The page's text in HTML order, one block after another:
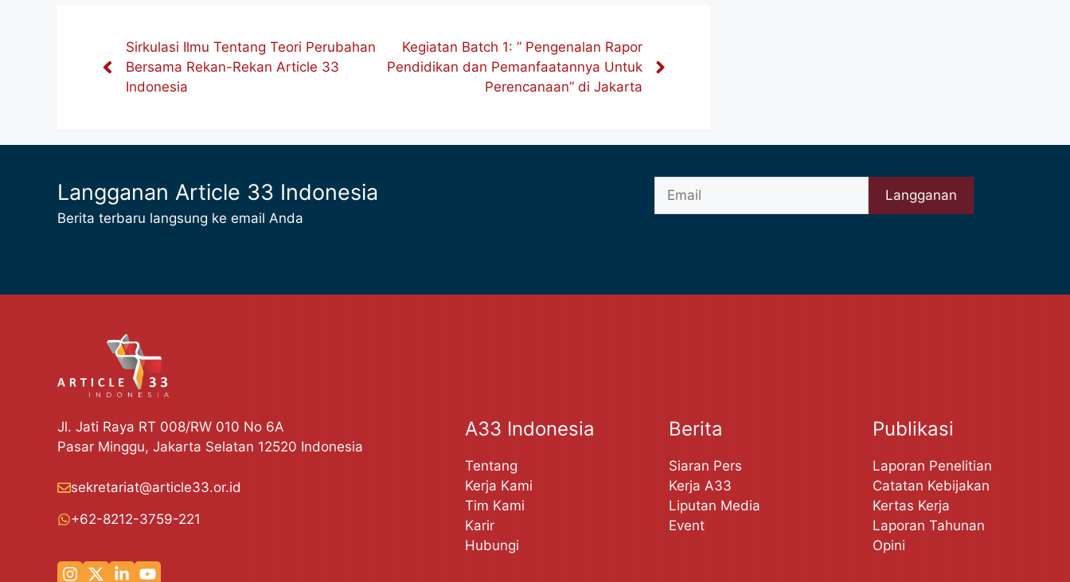
Sirkulasi Ilmu Tentang Teori Perubahan
Bersama Rekan-Rekan Article 33
Indonesia
Kegiatan Batch 1: ” Pengenalan Rapor
Pendidikan dan Pemanfaatannya Untuk
Perencanaan” di Jakarta
Langganan Article 33 Indonesia
Berita terbaru langsung ke email Anda
Jl. Jati Raya RT 008/RW 010 No 6A
Pasar Minggu, Jakarta Selatan 12520 Indonesia
sekretariat@article33.or.id
+62-8212-3759-221
A33 Indonesia
Tentang
Kerja Kami
Tim Kami
Karir
Hubungi
Berita
Siaran Pers
Kerja A33
Liputan Media
Event
Publikasi
Laporan Penelitian
Catatan Kebijakan
Kertas Kerja
Laporan Tahunan
Opini